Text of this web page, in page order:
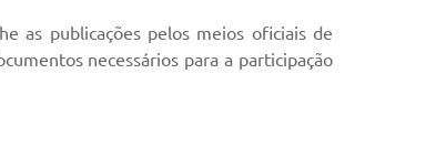
as publicações pelos meios oficiais de
necessários para a participação